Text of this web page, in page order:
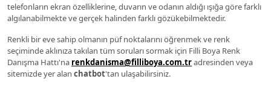
telefonların ekran özelliklerine, duvarın ve odanın aldığı ışığa göre farklı
algılanabilmekte ve gerçek halinden farklı gözükebilmektedir.
Renkli bir eve sahip olmanın püf noktalarını öğrenmek ve renk
seçiminde aklınıza takılan tüm soruları sormak için Filli Boya Renk
Danışma Hattı'na renkdanisma@filliboya.com.tradresinden veya
sitemizde yer alan chatbot'tan ulaşabilirsiniz.